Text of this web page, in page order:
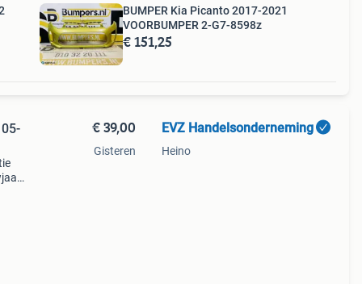
BUMPER Kia Picanto 2017-2021
VOORBUMPER 2-G7-8598z
€ 151,25
€ 39,00
Gisteren
EVZ Handelsonderneming
Heino